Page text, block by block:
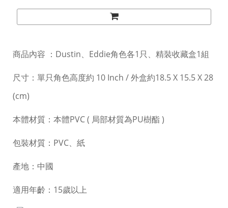
商品內容 ：Dustin、Eddie角色各1只、精裝收藏盒1組
尺寸：單只角色高度約 10 Inch / 外盒約18.5 X 15.5 X 28
(cm)
本體材質：本體PVC ( 局部材質為PU樹酯 )
包裝材質：PVC、紙
產地：中國
適用年齡：15歲以上